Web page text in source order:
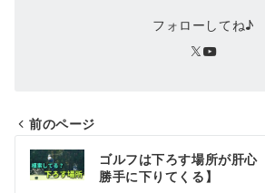
フォローしてね♪
投
稿
前のページ
ゴルフは下ろす場所が肝心
勝手に下りてくる】